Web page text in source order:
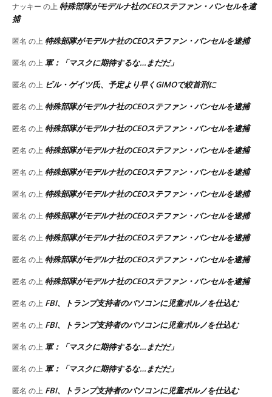
ナッキー の上 特殊部隊がモデルナ社のCEOステファン・バンセルを逮
捕
匿名 の上 特殊部隊がモデルナ社のCEOステファン・バンセルを逮捕
匿名 の上 軍：「マスクに期待するな…まだだ」
匿名 の上 ビル・ゲイツ氏、予定より早くGIMOで絞首刑に
匿名 の上 特殊部隊がモデルナ社のCEOステファン・バンセルを逮捕
匿名 の上 特殊部隊がモデルナ社のCEOステファン・バンセルを逮捕
匿名 の上 特殊部隊がモデルナ社のCEOステファン・バンセルを逮捕
匿名 の上 特殊部隊がモデルナ社のCEOステファン・バンセルを逮捕
匿名 の上 特殊部隊がモデルナ社のCEOステファン・バンセルを逮捕
匿名 の上 特殊部隊がモデルナ社のCEOステファン・バンセルを逮捕
匿名 の上 特殊部隊がモデルナ社のCEOステファン・バンセルを逮捕
匿名 の上 特殊部隊がモデルナ社のCEOステファン・バンセルを逮捕
匿名 の上 特殊部隊がモデルナ社のCEOステファン・バンセルを逮捕
匿名 の上 FBI、トランプ支持者のパソコンに児童ポルノを仕込む
匿名 の上 FBI、トランプ支持者のパソコンに児童ポルノを仕込む
匿名 の上 軍：「マスクに期待するな…まだだ」
匿名 の上 軍：「マスクに期待するな…まだだ」
匿名 の上 FBI、トランプ支持者のパソコンに児童ポルノを仕込む